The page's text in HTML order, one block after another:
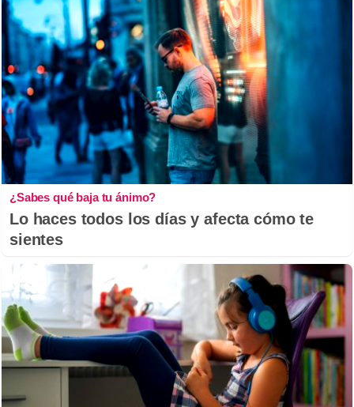
¿Sabes qué baja tu ánimo?
Lo haces todos los días y afecta cómo te
sientes